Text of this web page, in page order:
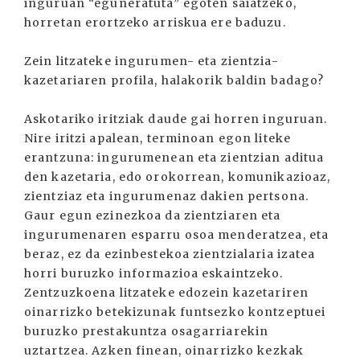
inguruan “eguneratuta” egoten saiatzeko,
horretan erortzeko arriskua ere baduzu.
Zein litzateke ingurumen- eta zientzia-
kazetariaren profila, halakorik baldin badago?
Askotariko iritziak daude gai horren inguruan.
Nire iritzi apalean, terminoan egon liteke
erantzuna: ingurumenean eta zientzian aditua
den kazetaria, edo orokorrean, komunikazioaz,
zientziaz eta ingurumenaz dakien pertsona.
Gaur egun ezinezkoa da zientziaren eta
ingurumenaren esparru osoa menderatzea, eta
beraz, ez da ezinbestekoa zientzialaria izatea
horri buruzko informazioa eskaintzeko.
Zentzuzkoena litzateke edozein kazetariren
oinarrizko betekizunak funtsezko kontzeptuei
buruzko prestakuntza osagarriarekin
uztartzea. Azken finean, oinarrizko kezkak